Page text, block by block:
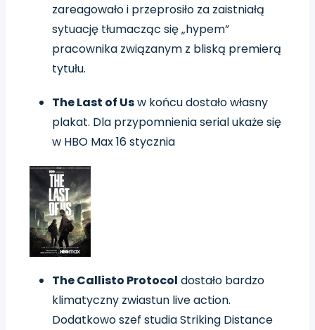
zareagowało i przeprosiło za zaistniałą
sytuację tłumacząc się „hypem”
pracownika związanym z bliską premierą
tytułu.
The Last of Usw końcu dostało własny
plakat. Dla przypomnienia serial ukaże się
w HBO Max 16 stycznia
The Callisto Protocol dostało bardzo
klimatyczny zwiastun live action.
Dodatkowo szef studia Striking Distance